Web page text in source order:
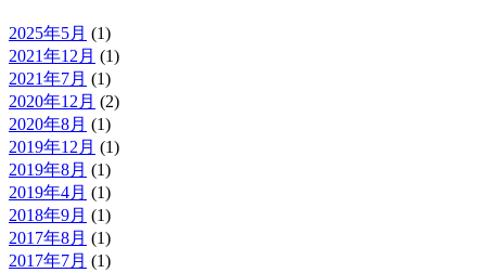
2025年5月 (1)
2021年12月 (1)
2021年7月 (1)
2020年12月 (2)
2020年8月 (1)
2019年12月 (1)
2019年8月 (1)
2019年4月 (1)
2018年9月 (1)
2017年8月 (1)
2017年7月 (1)